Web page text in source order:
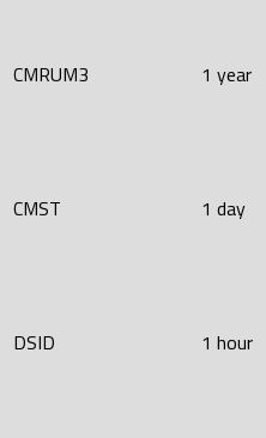
CMRUM3 1 year
CMST 1 day
DSID 1 hour